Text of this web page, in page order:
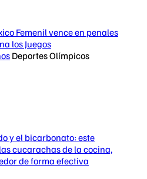
Femenil vence en penales
los Juegos
Deportes Olímpicos
y el bicarbonato: este
cucarachas de la cocina,
de forma efectiva